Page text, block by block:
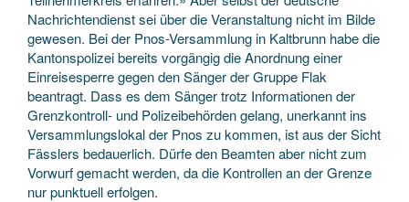
Nachrichtendienst sei über die Veranstaltung nicht im Bilde
gewesen. Bei der Pnos-Versammlung in Kaltbrunn habe die
Kantonspolizei bereits vorgängig die Anordnung einer
Einreisesperre gegen den Sänger der Gruppe Flak
beantragt. Dass es dem Sänger trotz Informationen der
Grenzkontroll- und Polizeibehörden gelang, unerkannt ins
Versammlungslokal der Pnos zu kommen, ist aus der Sicht
Fässlers bedauerlich. Dürfe den Beamten aber nicht zum
Vorwurf gemacht werden, da die Kontrollen an der Grenze
nur punktuell erfolgen.